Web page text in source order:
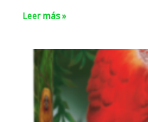
Leer más »